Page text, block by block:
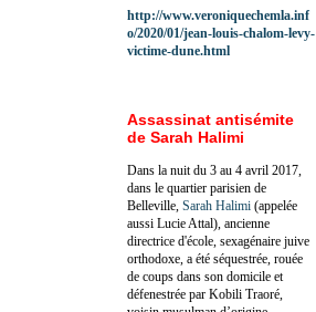
http://www.veroniquechemla.inf
o/2020/01/jean-louis-chalom-levy-
victime-dune.html
Assassinat antisémite
de Sarah Halimi
Dans la nuit du 3 au 4 avril 2017,
dans le quartier parisien de
Belleville, Sarah Halimi (appelée
aussi Lucie Attal), ancienne
directrice d'école, sexagénaire juive
orthodoxe, a été séquestrée, rouée
de coups dans son domicile et
défenestrée par Kobili Traoré,